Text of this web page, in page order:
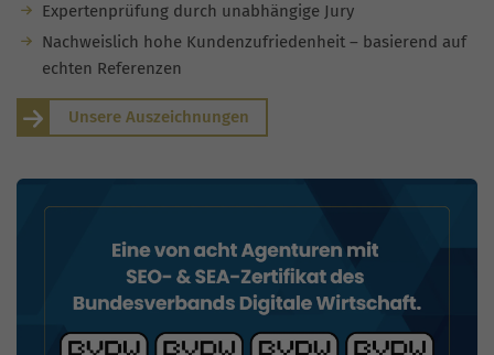
Expertenprüfung durch unabhängige Jury
Nachweislich hohe Kundenzufriedenheit – basierend auf
echten Referenzen
Unsere Auszeichnungen